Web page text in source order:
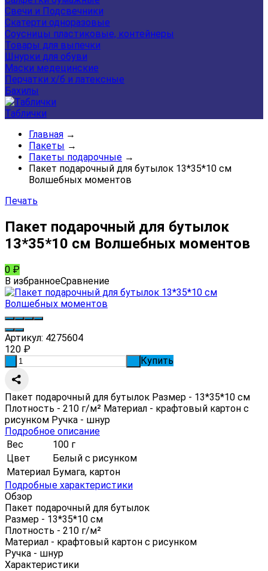
Свечи и Подсвечники
Скатерти одноразовые
Соусницы пластиковые, контейнеры
Товары для выпечки
Шнурки для обуви
Маски медецинские
Перчатки х/б и латексные
Бахилы
Таблички
Главная →
Пакеты →
Пакеты подарочные →
Пакет подарочный для бутылок 13*35*10 см
Волшебных моментов
Печать
Пакет подарочный для бутылок
13*35*10 см Волшебных моментов
0 ₽
В избранноеСравнение
Артикул: 4275604
120 ₽
Купить
Пакет подарочный для бутылок Размер - 13*35*10 см
Плотность - 210 г/м² Материал - крафтовый картон с
рисунком Ручка - шнур
Подробное описание
Вес
100 г
Цвет
Белый с рисунком
Материал Бумага, картон
Подробные характеристики
Обзор
Пакет подарочный для бутылок
Размер - 13*35*10 см
Плотность - 210 г/м²
Материал - крафтовый картон с рисунком
Ручка - шнур
Характеристики